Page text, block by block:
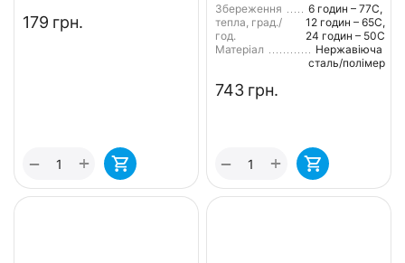
‍179‍ грн.
+
−
Збереження
тепла, град./
год.
6 годин – 77С,
12 годин – 65С,
24 годин – 50С
Матеріал
Нержавіюча
сталь/полімер
‍743‍ грн.
+
−